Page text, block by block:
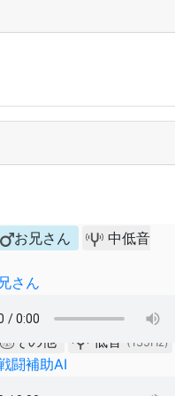
お兄さん 中低音
さん
その他 低音 (135Hz)
闘補助AI